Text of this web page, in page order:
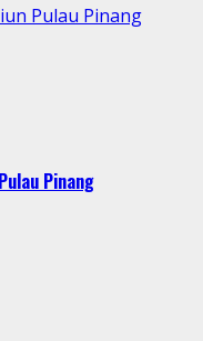
Pulau Pinang
Pinang